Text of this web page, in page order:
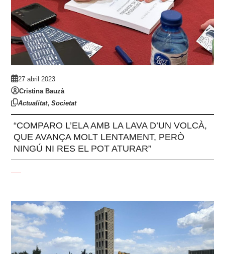
27 abril 2023
Cristina Bauzà
Actualitat,Societat
“COMPARO L’ELA AMB LA LAVA D’UN VOLCÀ,
QUE AVANÇA MOLT LENTAMENT, PERÒ
NINGÚ NI RES EL POT ATURAR”